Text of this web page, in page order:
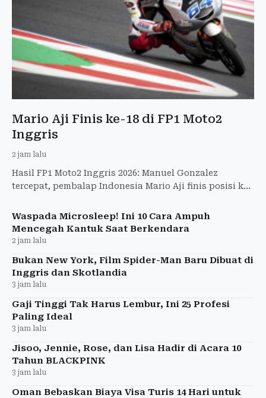
Mario Aji Finis ke-18 di FP1 Moto2
Inggris
2 jam lalu
Hasil FP1 Moto2 Inggris 2026: Manuel Gonzalez
tercepat, pembalap Indonesia Mario Aji finis posisi ke-
Waspada Microsleep! Ini 10 Cara Ampuh
Mencegah Kantuk Saat Berkendara
2 jam lalu
Bukan New York, Film Spider-Man Baru Dibuat di
Inggris dan Skotlandia
3 jam lalu
Gaji Tinggi Tak Harus Lembur, Ini 25 Profesi
Paling Ideal
3 jam lalu
Jisoo, Jennie, Rose, dan Lisa Hadir di Acara 10
Tahun BLACKPINK
3 jam lalu
Oman Bebaskan Biaya Visa Turis 14 Hari untuk